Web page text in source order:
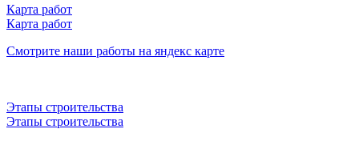
Карта работ
Карта работ
Смотрите наши работы на яндекс карте
Этапы строительства
Этапы строительства